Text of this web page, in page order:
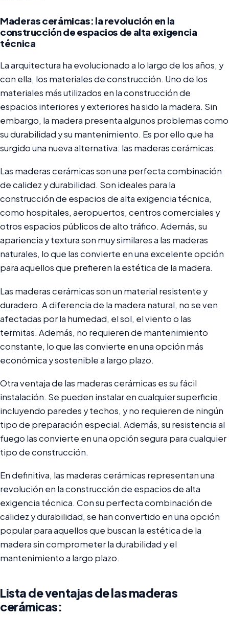
Maderas cerámicas: la revolución en la
construcción de espacios de alta exigencia
técnica
La arquitectura ha evolucionado a lo largo de los años, y
con ella, los materiales de construcción. Uno de los
materiales más utilizados en la construcción de
espacios interiores y exteriores ha sido la madera. Sin
embargo, la madera presenta algunos problemas como
su durabilidad y su mantenimiento. Es por ello que ha
surgido una nueva alternativa: las maderas cerámicas.
Las maderas cerámicas son una perfecta combinación
de calidez y durabilidad. Son ideales para la
construcción de espacios de alta exigencia técnica,
como hospitales, aeropuertos, centros comerciales y
otros espacios públicos de alto tráfico. Además, su
apariencia y textura son muy similares a las maderas
naturales, lo que las convierte en una excelente opción
para aquellos que prefieren la estética de la madera.
Las maderas cerámicas son un material resistente y
duradero. A diferencia de la madera natural, no se ven
afectadas por la humedad, el sol, el viento o las
termitas. Además, no requieren de mantenimiento
constante, lo que las convierte en una opción más
económica y sostenible a largo plazo.
Otra ventaja de las maderas cerámicas es su fácil
instalación. Se pueden instalar en cualquier superficie,
incluyendo paredes y techos, y no requieren de ningún
tipo de preparación especial. Además, su resistencia al
fuego las convierte en una opción segura para cualquier
tipo de construcción.
En definitiva, las maderas cerámicas representan una
revolución en la construcción de espacios de alta
exigencia técnica. Con su perfecta combinación de
calidez y durabilidad, se han convertido en una opción
popular para aquellos que buscan la estética de la
madera sin comprometer la durabilidad y el
mantenimiento a largo plazo.
Lista de ventajas de las maderas
cerámicas: